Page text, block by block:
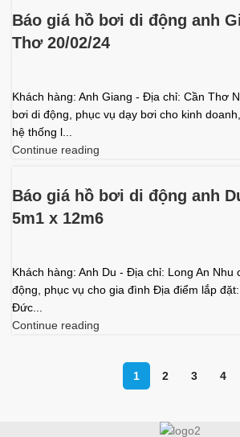
Báo giá hồ bơi di động anh
Thơ 20/02/24
Khách hàng: Anh Giang - Địa chỉ: Cần Thơ
bơi di động, phục vụ dạy bơi cho kinh
hệ thống l...
Continue reading
Báo giá hồ bơi di động anh
5m1 x 12m6
Khách hàng: Anh Du - Địa chỉ: Long An Nhu
động, phục vụ cho gia đình Địa điểm lắp
Đức...
Continue reading
1 2 3 4